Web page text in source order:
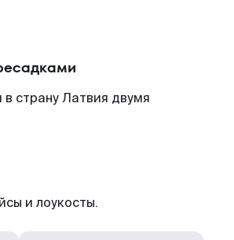
страну Латвия двумя
и лоукосты.